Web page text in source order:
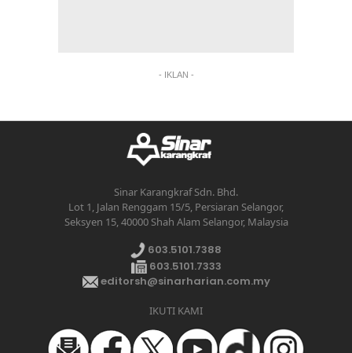
- IKLAN -
Sinar Karangkraf Sdn. Bhd.
Lot 1, Jalan Renggam 15/5, Persiaran Selangor,
Seksyen 15, 40000 Shah Alam Selangor, Malaysia
603.5101.7388
603.5101.7333
editorsh@sinarharian.com.my
IKUTI KAMI